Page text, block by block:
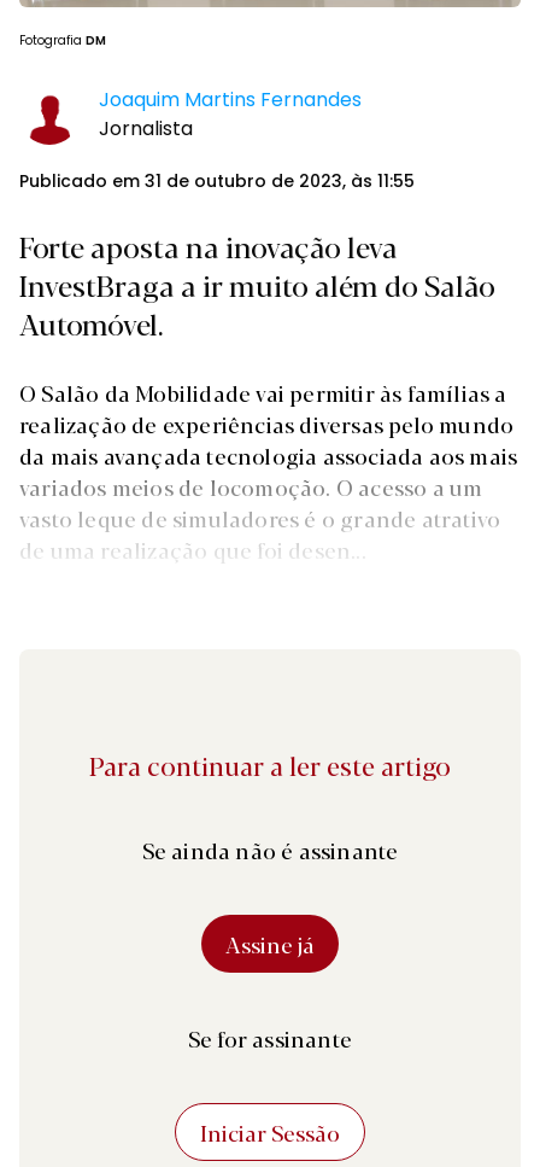
Fotografia DM
Joaquim Martins Fernandes
Jornalista
Publicado em 31 de outubro de 2023, às 11:55
Forte aposta na inovação leva
InvestBraga a ir muito além do Salão
Automóvel.
O Salão da Mobilidade vai permitir às famílias a
realização de experiências diversas pelo mundo
da mais avançada tecnologia associada aos mais
variados meios de locomoção. O acesso a um
vasto leque de simuladores é o grande atrativo
de uma realização que foi desen...
Para continuar a ler este artigo
Se ainda não é assinante
Assine já
Se for assinante
Iniciar Sessão